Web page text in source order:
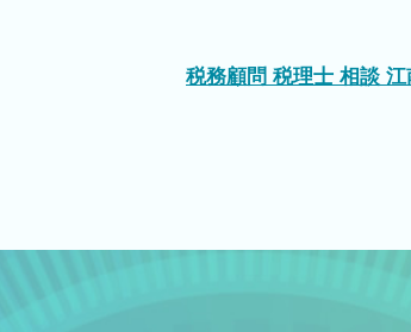
税務顧問 税理士 相談 江